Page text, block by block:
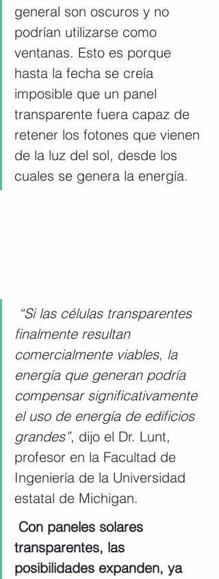
general son oscuros y no
podrían utilizarse como
ventanas. Esto es porque
hasta la fecha se creía
imposible que un panel
transparente fuera capaz de
retener los fotones que vienen
de la luz del sol, desde los
cuales se genera la energía.
finalmente resultan
comercialmente viables, la
energía que generan podría
compensar significativamente
el uso de energía de edificios
grandes”, dijo el Dr. Lunt,
profesor en la Facultad de
Ingeniería de la Universidad
estatal de Michigan.
Con paneles solares
transparentes, las
posibilidades expanden, ya